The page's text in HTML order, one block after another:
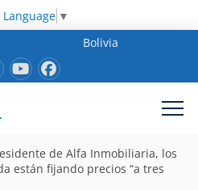
Language ▼
Bolivia
de Alfa Inmobiliaria, los
están fijando precios “a tres